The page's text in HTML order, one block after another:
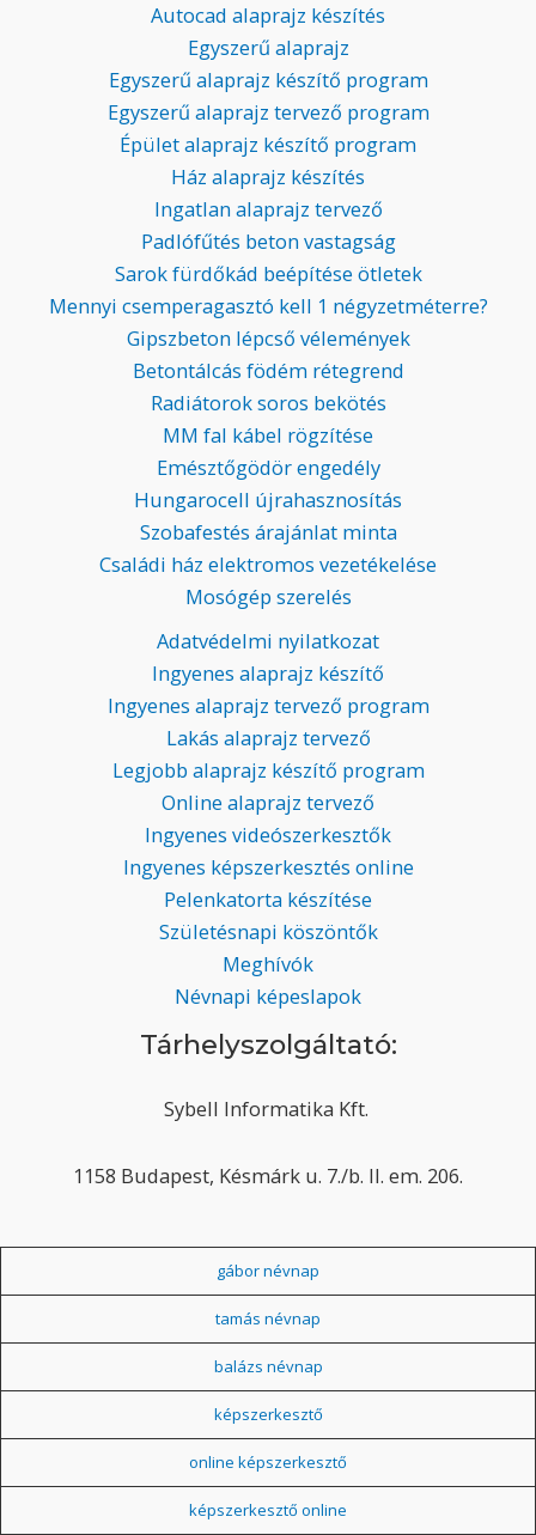
Autocad alaprajz készítés
Egyszerű alaprajz
Egyszerű alaprajz készítő program
Egyszerű alaprajz tervező program
Épület alaprajz készítő program
Ház alaprajz készítés
Ingatlan alaprajz tervező
Padlófűtés beton vastagság
Sarok fürdőkád beépítése ötletek
Mennyi csemperagasztó kell 1 négyzetméterre?
Gipszbeton lépcső vélemények
Betontálcás födém rétegrend
Radiátorok soros bekötés
MM fal kábel rögzítése
Emésztőgödör engedély
Hungarocell újrahasznosítás
Szobafestés árajánlat minta
Családi ház elektromos vezetékelése
Mosógép szerelés
Adatvédelmi nyilatkozat
Ingyenes alaprajz készítő
Ingyenes alaprajz tervező program
Lakás alaprajz tervező
Legjobb alaprajz készítő program
Online alaprajz tervező
Ingyenes videószerkesztők
Ingyenes képszerkesztés online
Pelenkatorta készítése
Születésnapi köszöntők
Meghívók
Névnapi képeslapok
Tárhelyszolgáltató:
Sybell Informatika Kft.
1158 Budapest, Késmárk u. 7./b. II. em. 206.
gábor névnap
tamás névnap
balázs névnap
képszerkesztő
online képszerkesztő
képszerkesztő online